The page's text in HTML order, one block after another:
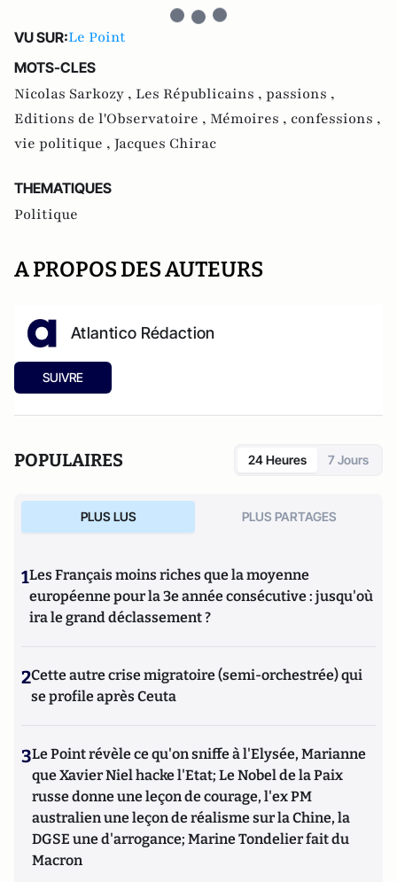
VU SUR:Le Point
MOTS-CLES
Nicolas Sarkozy , Les Républicains , passions ,
Editions de l'Observatoire , Mémoires , confessions ,
vie politique , Jacques Chirac
THEMATIQUES
Politique
A PROPOS DES AUTEURS
Atlantico Rédaction
SUIVRE
POPULAIRES 24 Heures 7 Jours
PLUS LUS PLUS PARTAGES
1Les Français moins riches que la moyenne
européenne pour la 3e année consécutive : jusqu'où
ira le grand déclassement ?
2Cette autre crise migratoire (semi-orchestrée) qui
se profile après Ceuta
3Le Point révèle ce qu'on sniffe à l'Elysée, Marianne
que Xavier Niel hacke l'Etat; Le Nobel de la Paix
russe donne une leçon de courage, l'ex PM
australien une leçon de réalisme sur la Chine, la
DGSE une d'arrogance; Marine Tondelier fait du
Macron